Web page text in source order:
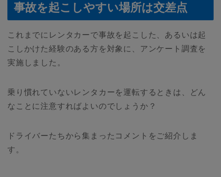
事故を起こしやすい場所は交差点
これまでにレンタカーで事故を起こした、あるいは起
こしかけた経験のある方を対象に、アンケート調査を
実施しました。
乗り慣れていないレンタカーを運転するときは、どん
なことに注意すればよいのでしょうか？
ドライバーたちから集まったコメントをご紹介しま
す。